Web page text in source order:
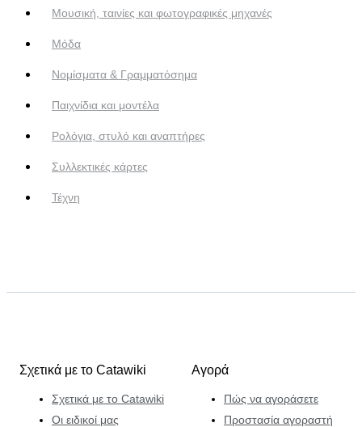
Μουσική, ταινίες και φωτογραφικές μηχανές
Μόδα
Νομίσματα & Γραμματόσημα
Παιχνίδια και μοντέλα
Ρολόγια, στυλό και αναπτήρες
Συλλεκτικές κάρτες
Τέχνη
Σχετικά με το Catawiki
Σχετικά με το Catawiki
Οι ειδικοί μας
Αγορά
Πώς να αγοράσετε
Προστασία αγοραστή